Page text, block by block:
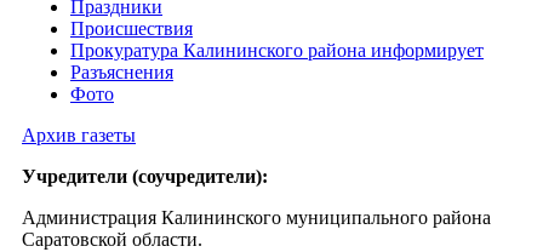
Праздники
Происшествия
Прокуратура Калининского района информирует
Разъяснения
Фото
Архив газеты
Учредители (соучредители):
Администрация Калининского муниципального района
Саратовской области.